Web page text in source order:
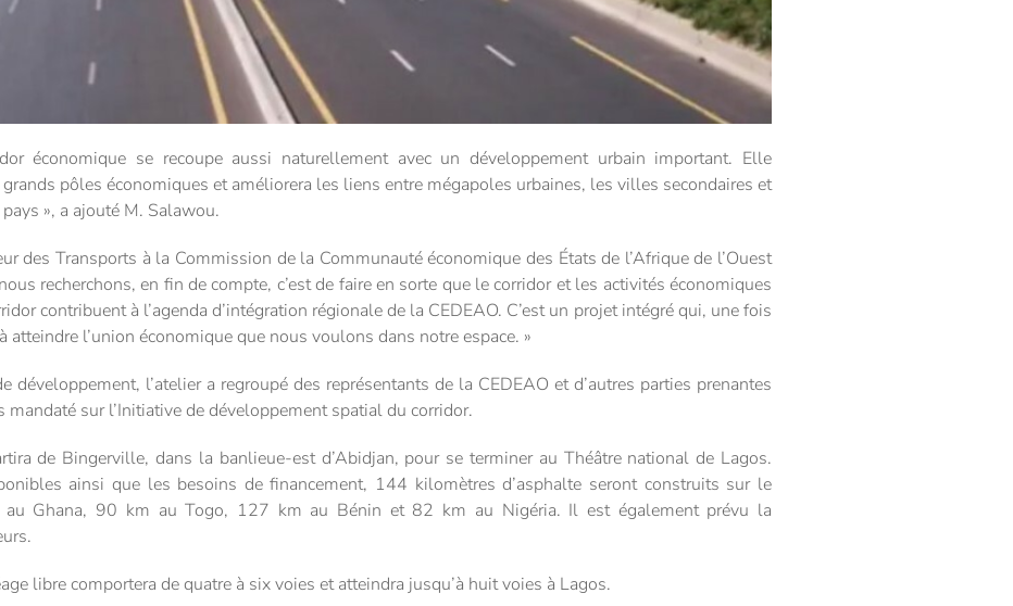
économique se recoupe aussi naturellement avec un développement urbain important. Elle
pôles économiques et améliorera les liens entre mégapoles urbaines, les villes secondaires et
», a ajouté M. Salawou.
des Transports à la Commission de la Communauté économique des États de l’Afrique de l’Ouest
recherchons, en fin de compte, c’est de faire en sorte que le corridor et les activités économiques
contribuent à l’agenda d’intégration régionale de la CEDEAO. C’est un projet intégré qui, une fois
l’union économique que nous voulons dans notre espace. »
développement, l’atelier a regroupé des représentants de la CEDEAO et d’autres parties prenantes
mandaté sur l’Initiative de développement spatial du corridor.
de Bingerville, dans la banlieue-est d’Abidjan, pour se terminer au Théâtre national de Lagos.
ainsi que les besoins de financement, 144 kilomètres d’asphalte seront construits sur le
Ghana, 90 km au Togo, 127 km au Bénin et 82 km au Nigéria. Il est également prévu la
libre comportera de quatre à six voies et atteindra jusqu’à huit voies à Lagos.